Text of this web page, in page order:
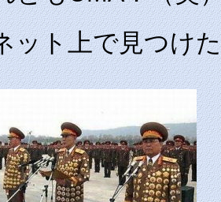
ット上で見つけ